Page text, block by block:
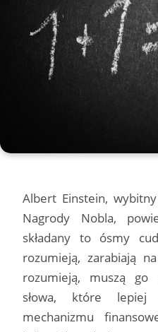
Albert Einstein,
Nagrody Nobla,
składany to ósmy
rozumieją, zarabiają
rozumieją, muszą go
słowa, które
mechanizmu